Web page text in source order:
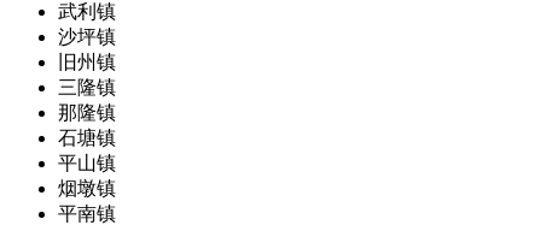
武利镇
沙坪镇
旧州镇
三隆镇
那隆镇
石塘镇
平山镇
烟墩镇
平南镇